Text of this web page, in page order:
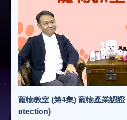
寵物教室 (第4集) 寵物產業認
otection)